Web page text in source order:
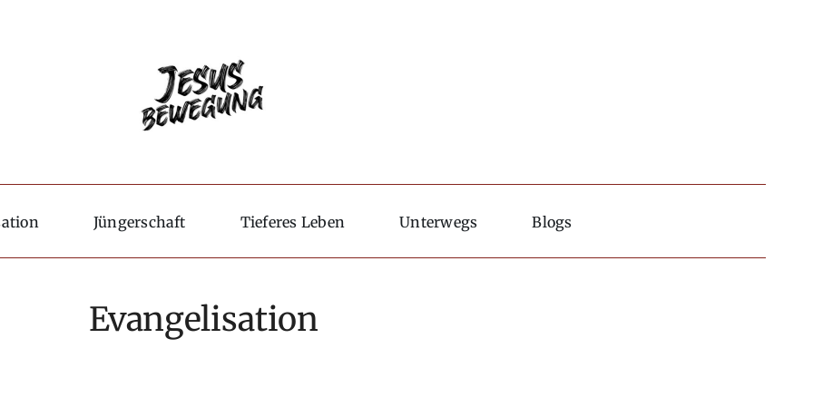
Jüngerschaft Tieferes Leben Unterwegs Blogs
Evangelisation